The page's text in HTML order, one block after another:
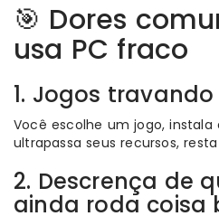
🎯 Dores
usa PC fraco
1. Jogos
Você escolhe um jogo, instala
ultrapassa seus recursos,
2. Descrença de
ainda roda coisa